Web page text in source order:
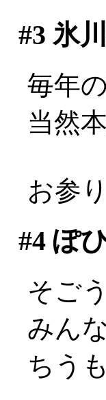
#3 氷
毎年
当然
お参
#4ぽ
そご
みん
ちう